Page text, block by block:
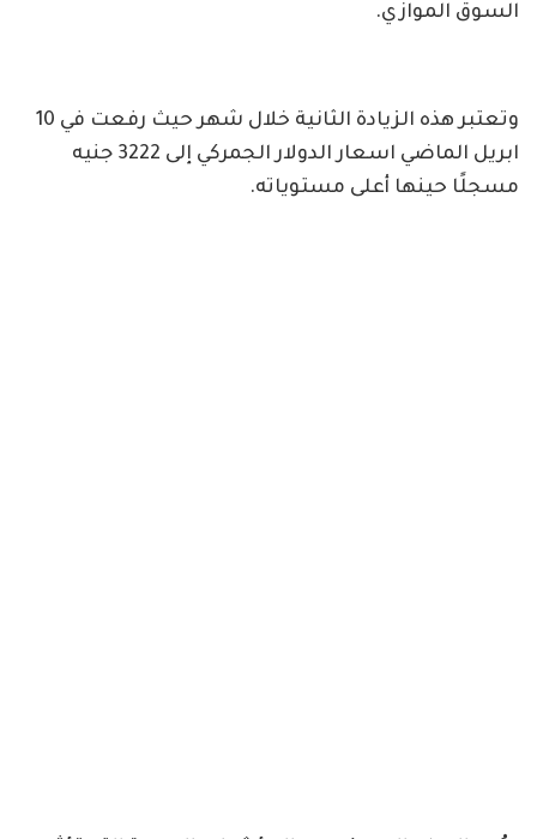
السوق الموازي.
وتعتبر هذه الزيادة الثانية خلال شهر حيث رفعت في 10
ابريل الماضي اسعار الدولار الجمركي إلى 3222 جنيه
مسجلًا حينها أعلى مستوياته.